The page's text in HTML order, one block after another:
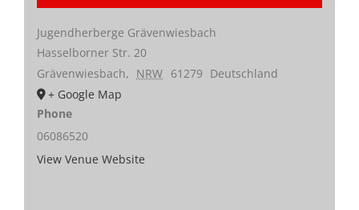
Jugendherberge Grävenwiesbach
Hasselborner Str. 20
Grävenwiesbach, NRW 61279 Deutschland
+ Google Map
Phone
06086520
View Venue Website